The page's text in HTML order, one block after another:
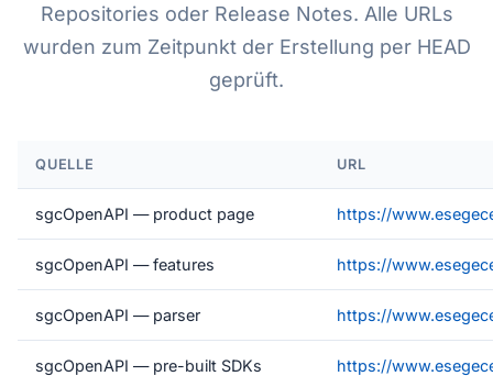
Repositories oder Release Notes. Alle URLs
wurden zum Zeitpunkt der Erstellung per HEAD
geprüft.
QUELLE URL
sgcOpenAPI — product page https://
sgcOpenAPI — features https://
sgcOpenAPI — parser https://
sgcOpenAPI — pre-built SDKs https://